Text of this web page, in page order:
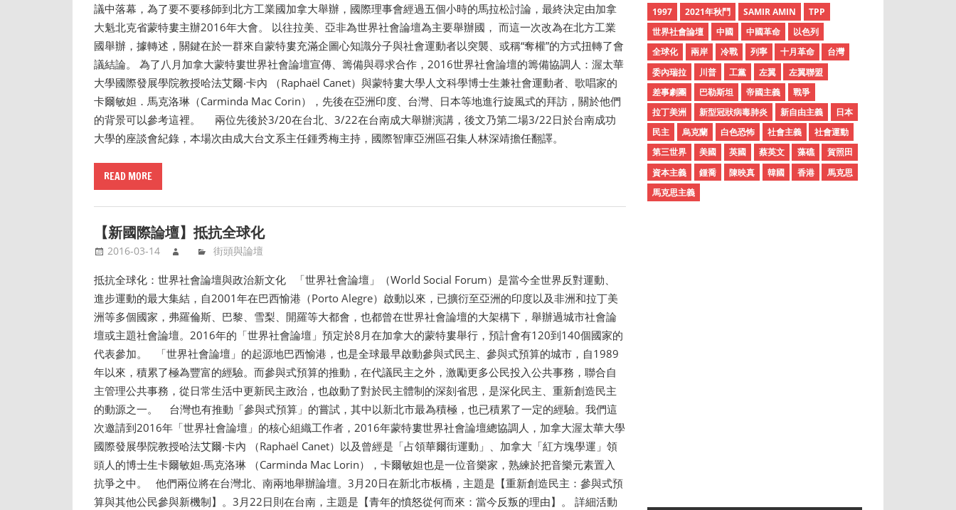
議中落幕，為了要不要移師到北方工業國加拿大舉辦，國際理事會經過五個小時的馬拉松討論，最終決定由加拿
大魁北克省蒙特婁主辦2016年大會。 以往拉美、亞非為世界社會論壇為主要舉辦國， 而這一次改為在北方工業
國舉辦，據轉述，關鍵在於一群來自蒙特婁充滿企圖心知識分子與社會運動者以突襲、或稱“奪權”的方式扭轉了會
議結論。 為了八月加拿大蒙特婁世界社會論壇宣傳、籌備與尋求合作，2016世界社會論壇的籌備協調人：渥太華
大學國際發展學院教授哈法艾爾‧卡內 （Raphaël Canet）與蒙特婁大學人文科學博士生兼社會運動者、歌唱家的
卡爾敏妲．馬克洛琳（Carminda Mac Corin），先後在亞洲印度、台灣、日本等地進行旋風式的拜訪，關於他們
的背景可以參考這裡。 兩位先後於3/20在台北、3/22在台南成大舉辦演講，後文乃第二場3/22日於台南成功
大學的座談會紀錄，本場次由成大台文系主任鍾秀梅主持，國際智庫亞洲區召集人林深靖擔任翻譯。
READ MORE
【新國際論壇】抵抗全球化
2016-03-14 街頭與論壇
抵抗全球化：世界社會論壇與政治新文化 「世界社會論壇」（World Social Forum）是當今全世界反對運動、
進步運動的最大集結，自2001年在巴西愉港（Porto Alegre）啟動以來，已擴衍至亞洲的印度以及非洲和拉丁美
洲等多個國家，弗羅倫斯、巴黎、雪梨、開羅等大都會，也都曾在世界社會論壇的大架構下，舉辦過城市社會論
壇或主題社會論壇。2016年的「世界社會論壇」預定於8月在加拿大的蒙特婁舉行，預計會有120到140個國家的
代表參加。 「世界社會論壇」的起源地巴西愉港，也是全球最早啟動參與式民主、參與式預算的城市，自1989
年以來，積累了極為豐富的經驗。而參與式預算的推動，在代議民主之外，激勵更多公民投入公共事務，聯合自
主管理公共事務，從日常生活中更新民主政治，也啟動了對於民主體制的深刻省思，是深化民主、重新創造民主
的動源之一。 台灣也有推動「參與式預算」的嘗試，其中以新北市最為積極，也已積累了一定的經驗。我們這
次邀請到2016年「世界社會論壇」的核心組織工作者，2016年蒙特婁世界社會論壇總協調人，加拿大渥太華大學
國際發展學院教授哈法艾爾‧卡內 （Raphaël Canet）以及曾經是「占領華爾街運動」、加拿大「紅方塊學運」領
頭人的博士生卡爾敏妲‧馬克洛琳 （Carminda Mac Lorin），卡爾敏妲也是一位音樂家，熟練於把音樂元素置入
抗爭之中。 他們兩位將在台灣北、南兩地舉辦論壇。3月20日在新北市板橋，主題是【重新創造民主：參與式預
算與其他公民參與新機制】。3月22日則在台南，主題是【青年的憤怒從何而來：當今反叛的理由】。 詳細活動
v
e
s
1997 2021年秋鬥 SAMIR AMIN
TPP
世界社會論壇
中國 中國革命
以色列
全球化
兩岸 冷戰 列寧 十月革命
台灣
委內瑞拉
川普 工黨 左翼
左翼聯盟
差事劇團
巴勒斯坦 帝國主義
戰爭
拉丁美洲
新型冠狀病毒肺炎 新自由主義
日本
民主
烏克蘭 白色恐怖 社會主義
社會運動
第三世界
美國 英國 蔡英文 藻礁
賀照田
資本主義
鍾喬 陳映真 韓國 香港
馬克思
馬克思主義